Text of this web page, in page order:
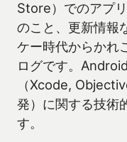
Store）でのアプ
のこと、更新情報
ケー時代からかれ
ログです。
（Xcode,
発）に関する技術
す。